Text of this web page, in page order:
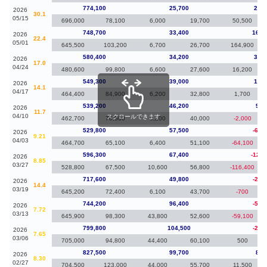
2026
05/15
30.1
774,100 25,700
696,000
78,100 6,000 19,700 50,500
2026
05/01
22.4
748,700 33,400
645,500
103,200 6,700 26,700 164,900
2026
04/24
17.0
580,400 34,200
480,600
99,800 6,600 27,600 16,200
2026
04/17
14.1
549,300 39,000
464,400
84,900 6,200 32,800 1,700
2026
04/10
11.7
539,200 46,200
462,700
76,500 6,200 40,000 -2,000
2026
04/03
9.21
529,800 57,500
-
464,700
65,100 6,400 51,100 -64,100
2026
03/27
8.85
596,300 67,400
-
528,800
67,500 10,600 56,800 -116,400
2026
03/19
14.4
717,600 49,800
-
645,200
72,400 6,100 43,700 -700
2026
03/13
7.72
744,200 96,400
-
645,900
98,300 43,800 52,600 -59,100
2026
03/06
7.65
799,800 104,500
-
705,000
94,800 44,400 60,100 500
2026
02/27
8.30
827,500 99,700
704,500
123,000 44,000 55,700 11,500
スクロールできます